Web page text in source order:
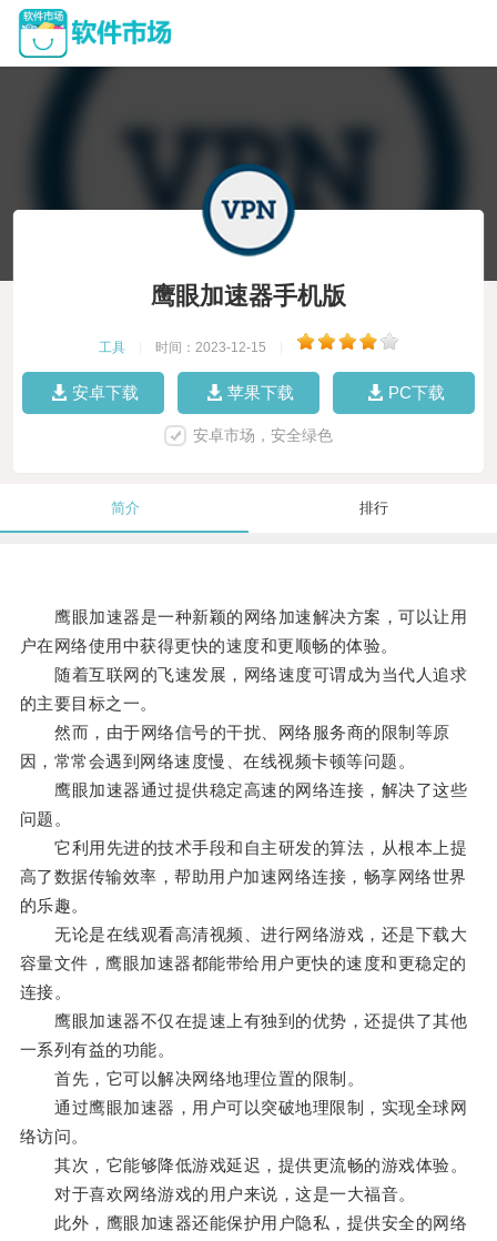
鹰眼加速器手机版
工具 时间：2023-12-15
安卓下载 苹果下载 PC下载
安卓市场，安全绿色
简介 排行
鹰眼加速器是一种新颖的网络加速解决方案，可以让用
户在网络使用中获得更快的速度和更顺畅的体验。
随着互联网的飞速发展，网络速度可谓成为当代人追求
的主要目标之一。
然而，由于网络信号的干扰、网络服务商的限制等原
因，常常会遇到网络速度慢、在线视频卡顿等问题。
鹰眼加速器通过提供稳定高速的网络连接，解决了这些
问题。
它利用先进的技术手段和自主研发的算法，从根本上提
高了数据传输效率，帮助用户加速网络连接，畅享网络世界
的乐趣。
无论是在线观看高清视频、进行网络游戏，还是下载大
容量文件，鹰眼加速器都能带给用户更快的速度和更稳定的
连接。
鹰眼加速器不仅在提速上有独到的优势，还提供了其他
一系列有益的功能。
首先，它可以解决网络地理位置的限制。
通过鹰眼加速器，用户可以突破地理限制，实现全球网
络访问。
其次，它能够降低游戏延迟，提供更流畅的游戏体验。
对于喜欢网络游戏的用户来说，这是一大福音。
此外，鹰眼加速器还能保护用户隐私，提供安全的网络